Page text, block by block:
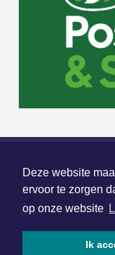
Deze website
ervoor te zorgen
op onze website
Ik
Hoofdvestiging:
van Benthuizenlaan 1